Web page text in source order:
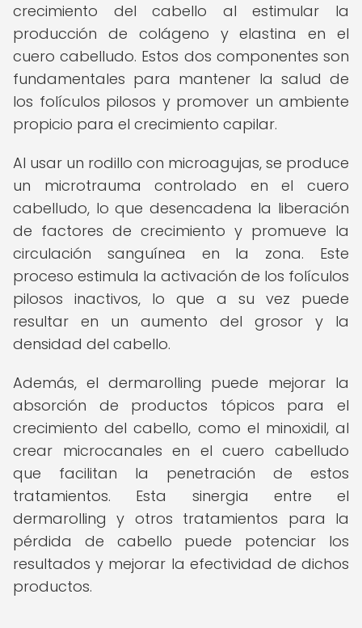
crecimiento del cabello al estimular la
producción de colágeno y elastina en el
cuero cabelludo. Estos dos componentes son
fundamentales para mantener la salud de
los folículos pilosos y promover un ambiente
propicio para el crecimiento capilar.
Al usar un rodillo con microagujas, se produce
un microtrauma controlado en el cuero
cabelludo, lo que desencadena la liberación
de factores de crecimiento y promueve la
circulación sanguínea en la zona. Este
proceso estimula la activación de los folículos
pilosos inactivos, lo que a su vez puede
resultar en un aumento del grosor y la
densidad del cabello.
Además, el dermarolling puede mejorar la
absorción de productos tópicos para el
crecimiento del cabello, como el minoxidil, al
crear microcanales en el cuero cabelludo
que facilitan la penetración de estos
tratamientos. Esta sinergia entre el
dermarolling y otros tratamientos para la
pérdida de cabello puede potenciar los
resultados y mejorar la efectividad de dichos
productos.